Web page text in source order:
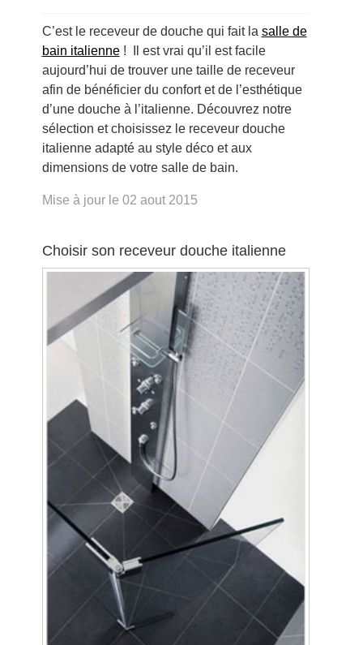
C’est le receveur de douche qui fait la salle de
bain italienne! Il est vrai qu’il est facile
aujourd’hui de trouver une taille de receveur
afin de bénéficier du confort et de l’esthétique
d’une douche à l’italienne. Découvrez notre
sélection et choisissez le receveur douche
italienne adapté au style déco et aux
dimensions de votre salle de bain.
Mise à jour le 02 aout 2015
Choisir son receveur douche italienne